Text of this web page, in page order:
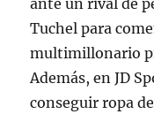
ante un rival de
Tuchel para
multimillonario
Además, en JD
conseguir ropa